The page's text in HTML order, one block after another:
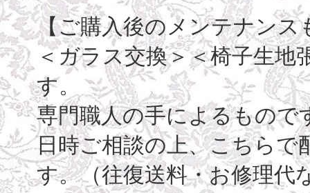
【ご購入後のメンテナンス
＜ガラス交換＞＜椅子生地
す。
専門職人の手によるもので
日時ご相談の上、こちらで
す。（往復送料・お修理代